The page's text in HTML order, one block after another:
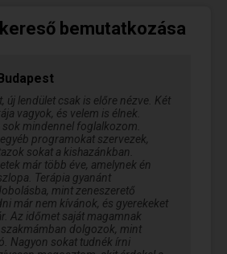
bemutatkozása
új lendület csak is előre nézve. Két
vagyok, és velem is élnek.
sok mindennel foglalkozom.
programokat szervezek,
sokat a kishazánkban.
már több éve, amelynek én
Terápia gyanánt
mint zeneszerető
már nem kívánok, és gyerekeket
Az időmet saját magamnak
dolgozok, mint
Nagyon sokat tudnék írni